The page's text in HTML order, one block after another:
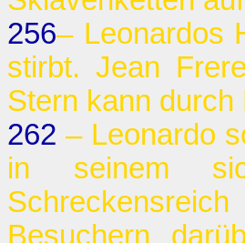
256– Leonardos
stirbt. Jean
Stern kann
262 – Leonardo
in seinem
Besuchern